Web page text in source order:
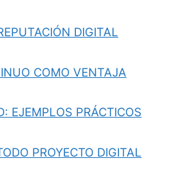
DIGITAL
COMO VENTAJA
EJEMPLOS PRÁCTICOS
PROYECTO DIGITAL